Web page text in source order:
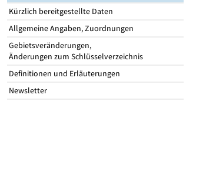
Kürzlich bereitgestellte Daten
Allgemeine Angaben, Zuordnungen
Gebietsveränderungen,
Änderungen zum Schlüsselverzeichnis
Definitionen und Erläuterungen
Newsletter